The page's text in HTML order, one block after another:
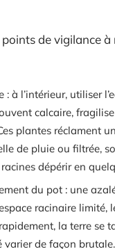
de vigilance à
: à l’intérieur, utiliser
calcaire,
plantes réclament
de pluie ou filtrée,
dépérir en
du pot : une
racinaire limité,
la terre se
varier de façon